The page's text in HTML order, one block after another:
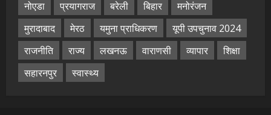
नोएडा
प्रयागराज बरेली बिहार
मनोरंजन
मुरादाबाद
मेरठ यमुना प्राधिकरण
यूपी उपचुनाव 2024
राजनीति
राज्य लखनऊ वाराणसी व्यापार
शिक्षा
सहारनपुर
स्वास्थ्य